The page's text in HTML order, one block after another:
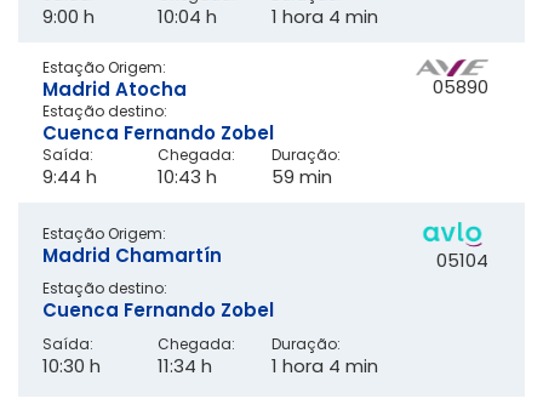
9:00 h 10:04 h 1 hora 4 min
05890
Saída:
9:44 h
Chegada:
10:43 h
Duração:
59 min
Estação Origem:
Madrid Atocha
Estação destino:
Cuenca Fernando Zobel
05104
Saída:
10:30 h
Chegada:
11:34 h
Duração:
1 hora 4 min
Estação Origem:
Madrid Chamartín
Estação destino:
Cuenca Fernando Zobel